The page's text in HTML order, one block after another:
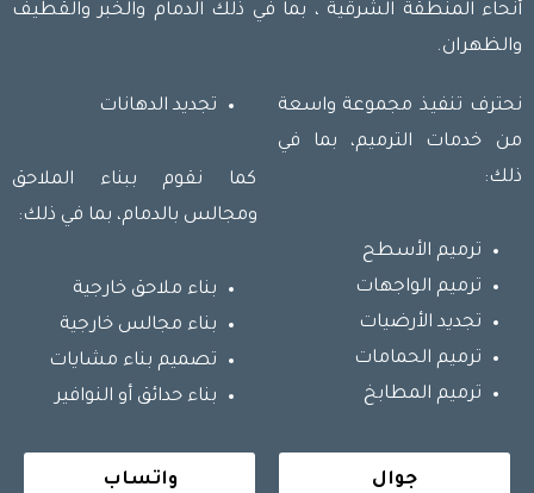
أنحاء المنطقة الشرقية ، بما في ذلك الدمام والخبر والقطيف
والظهران.
نحترف تنفيذ مجموعة واسعة
من خدمات الترميم، بما في
ذلك:
ترميم الأسطح
ترميم الواجهات
تجديد الأرضيات
ترميم الحمامات
ترميم المطابخ
تجديد الدهانات
كما نقوم ببناء الملاحق
ومجالس بالدمام، بما في ذلك:
بناء ملاحق خارجية
بناء مجالس خارجية
تصميم بناء مشايات
بناء حدائق أو النوافير
جوال واتساب